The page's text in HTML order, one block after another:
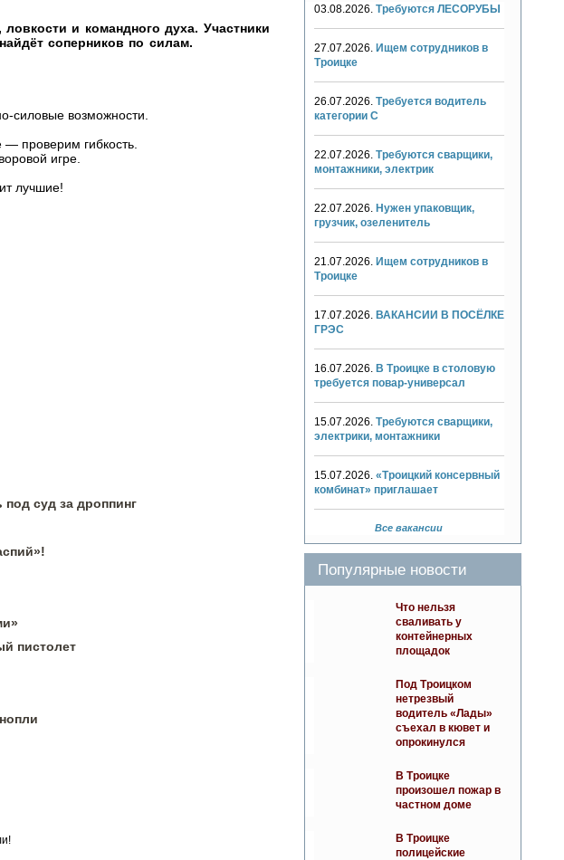
и командного духа. Участники
соперников по силам.
силовые возможности.
— проверим гибкость.
игре.
лучшие!
под суд за дроппинг
пистолет
03.08.2026. Требуются ЛЕСОРУБЫ
27.07.2026. Ищем сотрудников в
Троицке
26.07.2026. Требуется водитель
категории С
22.07.2026. Требуются сварщики,
монтажники, электрик
22.07.2026. Нужен упаковщик,
грузчик, озеленитель
21.07.2026. Ищем сотрудников в
Троицке
17.07.2026. ВАКАНСИИ В ПОСЁЛКЕ
ГРЭС
16.07.2026. В Троицке в столовую
требуется повар-универсал
15.07.2026. Требуются сварщики,
электрики, монтажники
15.07.2026. «Троицкий консервный
комбинат» приглашает
Все вакансии
Популярные новости
Что нельзя
сваливать у
контейнерных
площадок
Под Троицком
нетрезвый
водитель «Лады»
съехал в кювет и
опрокинулся
В Троицке
произошел пожар в
частном доме
В Троицке
полицейские